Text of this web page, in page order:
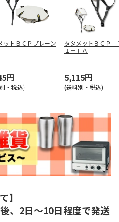
ットＢＣＰプレーン
円
・税込)
タタメットＢＣＰ
１－ＴＡ
5,115円
(送料別・税込)
】
、2日～10日程度で発送